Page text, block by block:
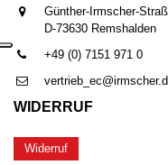
Günther-Irmscher-
D-73630 Remshalden
+49 (0) 7151 971 0
WIDERRUF
Widerruf